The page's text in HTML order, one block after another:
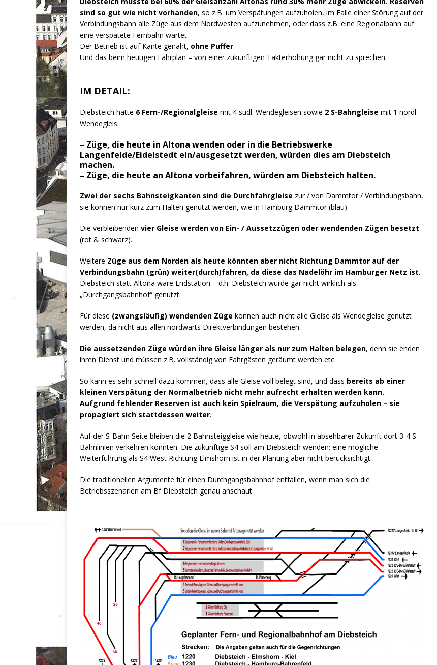
sind so gut wie nicht vorhanden, so z.B. um Verspätungen aufzuholen, im Falle einer Störung auf der
Verbindungsbahn alle Züge aus dem Nordwesten aufzunehmen, oder dass z.B. eine Regionalbahn auf
eine verspätete Fernbahn wartet.
Der Betrieb ist auf Kante genäht, ohne Puffer.
Und das beim heutigen Fahrplan – von einer zukünftigen Takterhöhung gar nicht zu sprechen.
IM DETAIL:
Diebsteich hätte 6 Fern-/Regionalgleise mit 4 südl. Wendegleisen sowie 2 S-Bahngleise mit 1 nördl.
Wendegleis.
– Züge, die heute in Altona wenden oder in die Betriebswerke
Langenfelde/Eidelstedt ein/ausgesetzt werden, würden dies am Diebsteich
machen.
– Züge, die heute an Altona vorbeifahren, würden am Diebsteich halten.
Zwei der sechs Bahnsteigkanten sind die Durchfahrgleise zur / von Dammtor / Verbindungsbahn,
sie können nur kurz zum Halten genutzt werden, wie in Hamburg Dammtor (blau).
Die verbleibenden vier Gleise werden von Ein- / Aussetzzügen oder wendenden Zügen besetzt
(rot & schwarz).
Weitere Züge aus dem Norden als heute könnten aber nicht Richtung Dammtor auf der
Verbindungsbahn (grün) weiter(durch)fahren, da diese das Nadelöhr im Hamburger Netz ist.
Diebsteich statt Altona wäre Endstation – d.h. Diebsteich würde gar nicht wirklich als
„Durchgangsbahnhof“ genutzt.
Für diese (zwangsläufig) wendenden Züge können auch nicht alle Gleise als Wendegleise genutzt
werden, da nicht aus allen nordwärts Direktverbindungen bestehen.
Die aussetzenden Züge würden ihre Gleise länger als nur zum Halten belegen, denn sie enden
ihren Dienst und müssen z.B. vollständig von Fahrgästen geräumt werden etc.
So kann es sehr schnell dazu kommen, dass alle Gleise voll belegt sind, und dass bereits ab einer
kleinen Verspätung der Normalbetrieb nicht mehr aufrecht erhalten werden kann.
Aufgrund fehlender Reserven ist auch kein Spielraum, die Verspätung aufzuholen – sie
propagiert sich stattdessen weiter.
Auf der S-Bahn Seite bleiben die 2 Bahnsteiggleise wie heute, obwohl in absehbarer Zukunft dort 3-4 S-
Bahnlinien verkehren könnten. Die zukünftige S4 soll am Diebsteich wenden; eine mögliche
Weiterführung als S4 West Richtung Elmshorn ist in der Planung aber nicht berücksichtigt.
Die traditionellen Argumente für einen Durchgangsbahnhof entfallen, wenn man sich die
Betriebsszenarien am Bf Diebsteich genau anschaut.